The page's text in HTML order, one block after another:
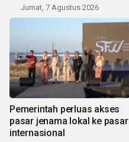
Jumat, 7 Agustus 2026
Pemerintah perluas akses
pasar jenama lokal ke pasar
internasional